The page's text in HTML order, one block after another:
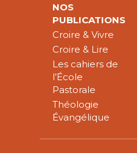
NOS
PUBLICATIONS
Croire & Vivre
Croire & Lire
Les cahiers de
l’École
Pastorale
Théologie
Évangélique